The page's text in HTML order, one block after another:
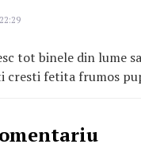
tot binele din lume
cresti fetita frumos